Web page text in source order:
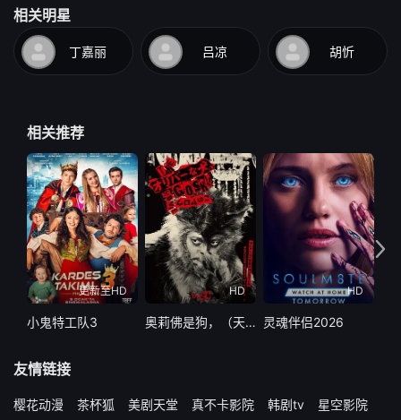
相关明星
丁嘉丽 吕凉 胡忻
相关推荐
更新至HD
小鬼特工队3
HD
奥莉佛是狗，（天哪！！）这家伙电影版
HD
灵魂伴侣2026
友情链接
樱花动漫 茶杯狐 美剧天堂 真不卡影院 韩剧tv 星空影院